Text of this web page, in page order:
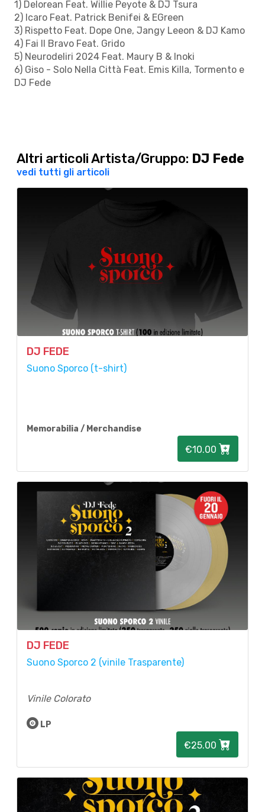
1) Delorean Feat. Willie Peyote & DJ Tsura
2) Icaro Feat. Patrick Benifei & EGreen
3) Rispetto Feat. Dope One, Jangy Leeon & DJ Kamo
4) Fai Il Bravo Feat. Grido
5) Neurodeliri 2024 Feat. Maury B & Inoki
6) Giso - Solo Nella Città Feat. Emis Killa, Tormento e
DJ Fede
Altri articoli Artista/Gruppo: DJ Fede
vedi tutti gli articoli
DJ FEDE
Suono Sporco (t-shirt)
Memorabilia / Merchandise
€10.00
DJ FEDE
Suono Sporco 2 (vinile Trasparente)
Vinile Colorato
LP
€25.00